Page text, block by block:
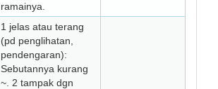
ramainya.
1 jelas atau terang
(pd penglihatan,
pendengaran):
Sebutannya kurang
~. 2 tampak dgn